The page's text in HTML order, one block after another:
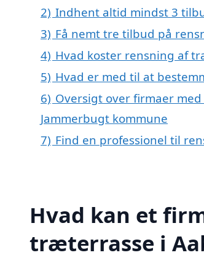
2) Indhent altid mindst 3
3) Få nemt tre tilbud på
4) Hvad koster rensning af
5) Hvad er med til at
6) Oversigt over firmaer
Jammerbugt kommune
7) Find en professionel til
Hvad kan et
træterrasse i